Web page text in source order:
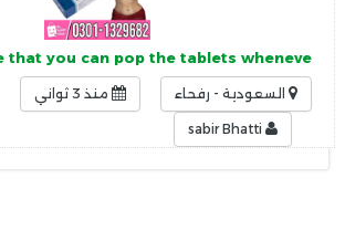
that you can pop the tablets wheneve
السعودية - رفحاء منذ 3 ثواني